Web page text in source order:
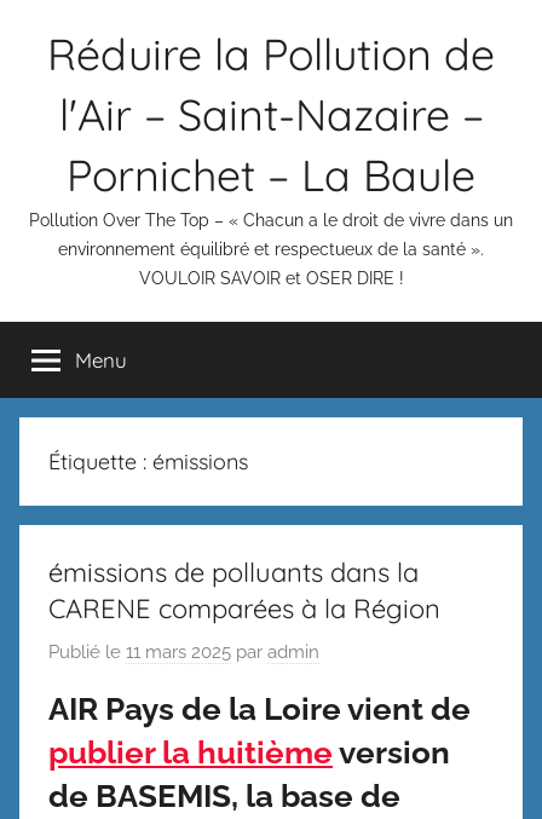
Réduire la Pollution de
l'Air – Saint-Nazaire –
Pornichet – La Baule
Pollution Over The Top – « Chacun a le droit de vivre dans un
environnement équilibré et respectueux de la santé ».
VOULOIR SAVOIR et OSER DIRE !
Menu
Étiquette : émissions
émissions de polluants dans la
CARENE comparées à la Région
Publié le 11 mars 2025 par admin
AIR Pays de la Loire vient de
publier la huitième version
de BASEMIS, la base de